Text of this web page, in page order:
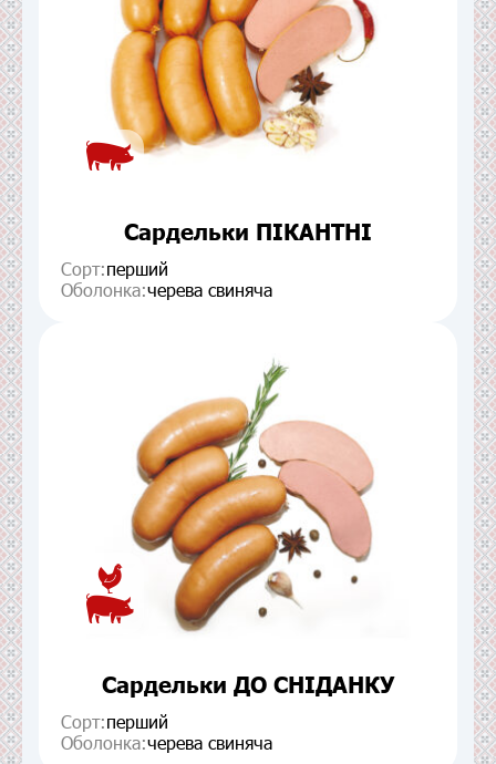
Сардельки ПІКАНТНІ
Сорт:перший
Оболонка:черева свиняча
Сардельки ДО СНІДАНКУ
Сорт:перший
Оболонка:черева свиняча